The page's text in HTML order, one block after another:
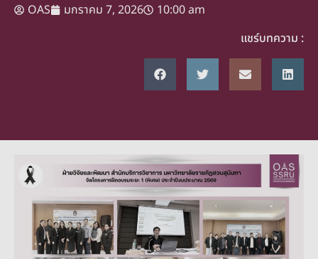
OAS มกราคม 7, 2026
10:00 am
แชร์บทความ :